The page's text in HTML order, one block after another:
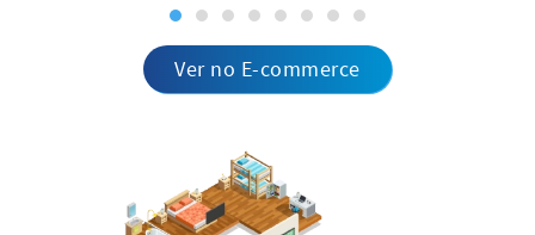
Ver no E-commerce